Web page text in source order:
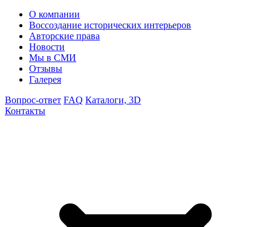
О компании
Воссоздание исторических интерьеров
Авторские права
Новости
Мы в СМИ
Отзывы
Галерея
Вопрос-ответ FAQ Каталоги, 3D
Контакты